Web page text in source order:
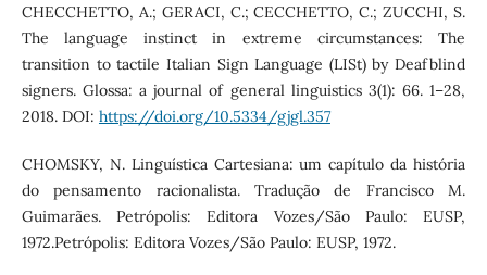
CHECCHETTO, A.; GERACI, C.; CECCHETTO, C.; ZUCCHI, S.
The language instinct in extreme circumstances: The
transition to tactile Italian Sign Language (LISt) by Deafblind
signers. Glossa: a journal of general linguistics 3(1): 66. 1–28,
2018. DOI: https://doi.org/10.5334/gjgl.357
CHOMSKY, N. Linguística Cartesiana: um capítulo da história
do pensamento racionalista. Tradução de Francisco M.
Guimarães. Petrópolis: Editora Vozes/São Paulo: EUSP,
1972.Petrópolis: Editora Vozes/São Paulo: EUSP, 1972.